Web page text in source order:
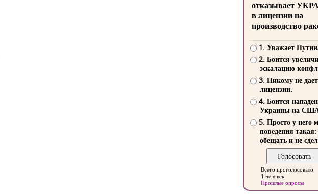
отказывает
в лицензии на
производство
1. Уважает
2. Боится
эскалацию
3. Никому не
лицензии.
4. Боится
Украины на
5. Просто у него
поведения такая:
обещать и не
Всего проголосовало
1 человек
Прошлые опросы